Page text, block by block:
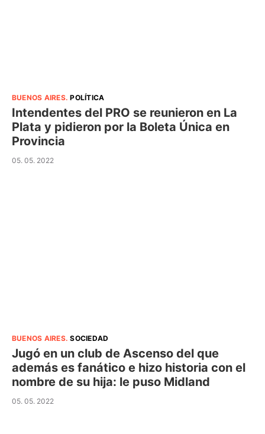
BUENOS AIRES.POLÍTICA
Intendentes del PRO se reunieron en La
Plata y pidieron por la Boleta Única en
Provincia
05. 05. 2022
BUENOS AIRES.SOCIEDAD
Jugó en un club de Ascenso del que
además es fanático e hizo historia con el
nombre de su hija: le puso Midland
05. 05. 2022